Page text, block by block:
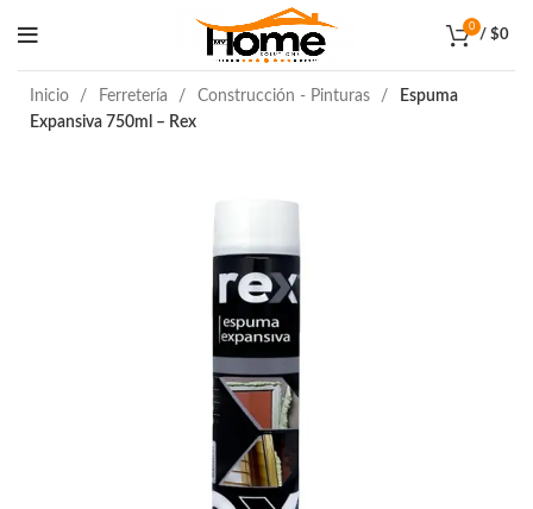
0
/ $0
Inicio Ferretería Construcción - Pinturas
Espuma
Expansiva 750ml – Rex